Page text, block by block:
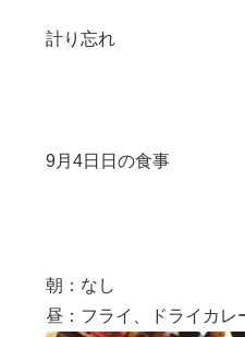
計り忘れ
9月4日日の食事
朝：なし
昼：フライ、ドライカレ